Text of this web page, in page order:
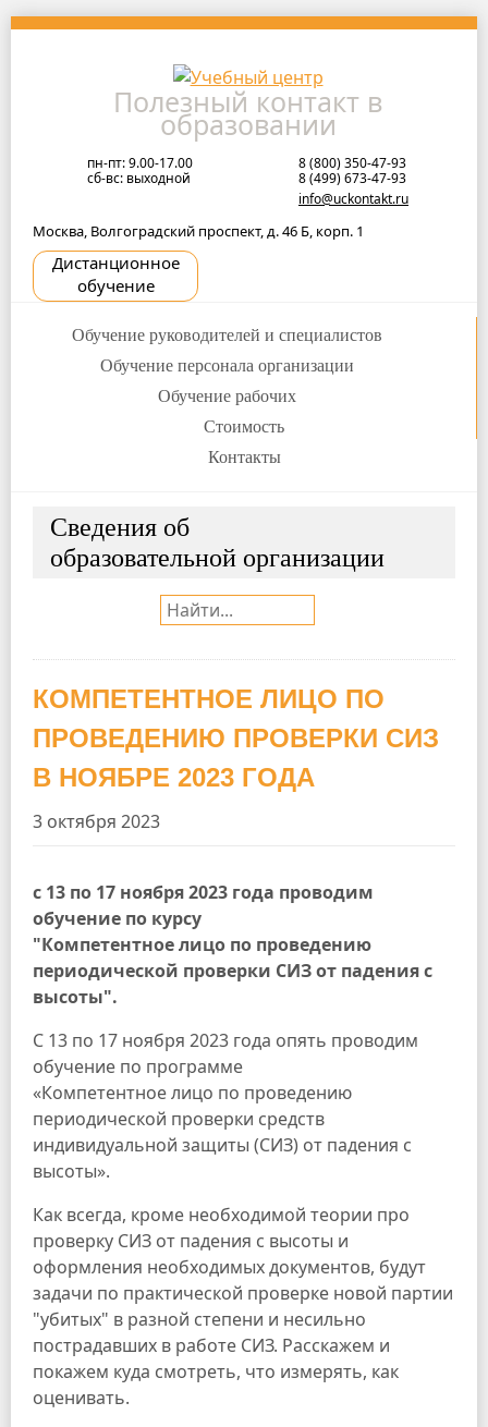
Skip
Полезный контакт в
образовании
пн-пт: 9.00-17.00
сб-вс: выходной
8 (800) 350-47-93
8 (499) 673-47-93
info@uckontakt.ru
Москва, Волгоградский проспект, д. 46 Б, корп. 1
Дистанционное
обучение
Обучение руководителей и специалистов
Обучение персонала организации
Обучение рабочих
Стоимость
Контакты
Сведения об
образовательной организации
Поиск:
КОМПЕТЕНТНОЕ ЛИЦО ПО
ПРОВЕДЕНИЮ ПРОВЕРКИ СИЗ
В НОЯБРЕ 2023 ГОДА
3 октября 2023
с 13 по 17 ноября 2023 года проводим
обучение по курсу
"Компетентное лицо по проведению
периодической проверки СИЗ от падения с
высоты".
С 13 по 17 ноября 2023 года опять проводим
обучение по программе
«Компетентное лицо по проведению
периодической проверки средств
индивидуальной защиты (СИЗ) от падения с
высоты».
Как всегда, кроме необходимой теории про
проверку СИЗ от падения с высоты и
оформления необходимых документов, будут
задачи по практической проверке новой партии
"убитых" в разной степени и несильно
пострадавших в работе СИЗ. Расскажем и
покажем куда смотреть, что измерять, как
оценивать.